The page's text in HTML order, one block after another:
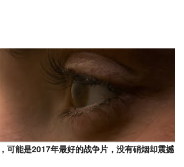
可能是2017年最好的战争片，没有硝烟却震撼